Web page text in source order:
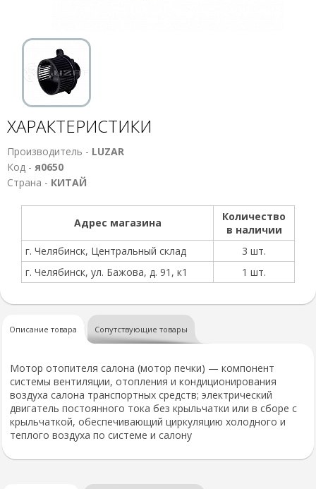
ХАРАКТЕРИСТИКИ
Производитель - LUZAR
Код - я0650
Страна - КИТАЙ
Адрес магазина
Количество
в наличии
г. Челябинск, Центральный склад
3 шт.
г. Челябинск, ул. Бажова, д. 91, к1
1 шт.
Описание товара Сопутствующие товары
Мотор отопителя салона (мотор печки) — компонент
системы вентиляции, отопления и кондиционирования
воздуха салона транспортных средств; электрический
двигатель постоянного тока без крыльчатки или в сборе с
крыльчаткой, обеспечивающий циркуляцию холодного и
теплого воздуха по системе и салону